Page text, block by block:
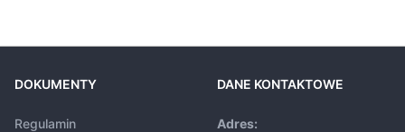
DOKUMENTY
Regulamin
DANE KONTAKTOWE
Adres: